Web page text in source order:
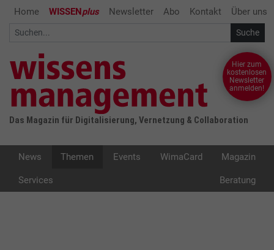
Home WISSENplus Newsletter Abo Kontakt Über uns
Das Magazin für Digitalisierung, Vernetzung & Collaboration
Hier zum
kostenlosen
Newsletter
anmelden!
News Themen Events WimaCard Magazin
Services Beratung